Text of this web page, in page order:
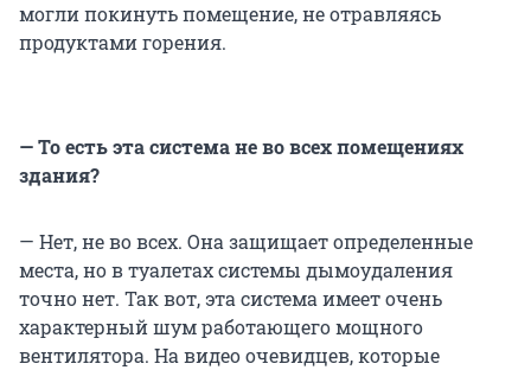
могли покинуть помещение, не отравляясь
продуктами горения.
— То есть эта система не во всех помещениях
здания?
— Нет, не во всех. Она защищает определенные
места, но в туалетах системы дымоудаления
точно нет. Так вот, эта система имеет очень
характерный шум работающего мощного
вентилятора. На видео очевидцев, которые